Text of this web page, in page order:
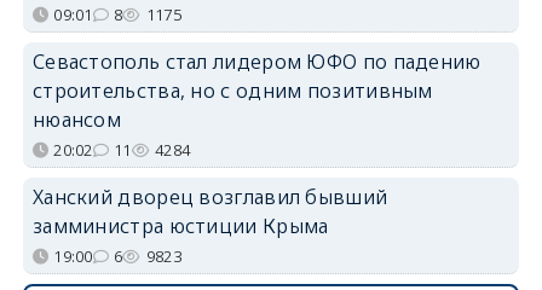
09:01 8 1175
Севастополь стал лидером ЮФО по падению
строительства, но с одним позитивным
нюансом
20:02 11 4284
Ханский дворец возглавил бывший
замминистра юстиции Крыма
19:00 6 9823